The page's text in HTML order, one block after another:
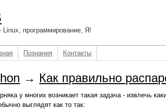
Linux, программирование, Я!
Познания Контакты
→ Как правильно
у многих возникает такая задача - извлечь
выглядят как то так: